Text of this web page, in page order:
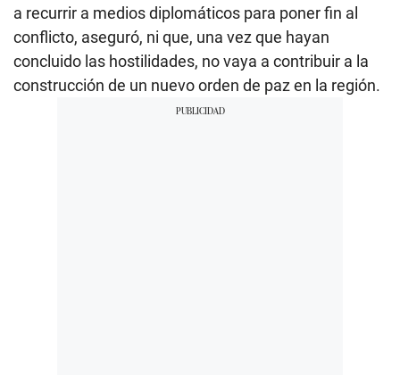
a recurrir a medios diplomáticos para poner fin al
conflicto, aseguró, ni que, una vez que hayan
concluido las hostilidades, no vaya a contribuir a la
construcción de un nuevo orden de paz en la región.